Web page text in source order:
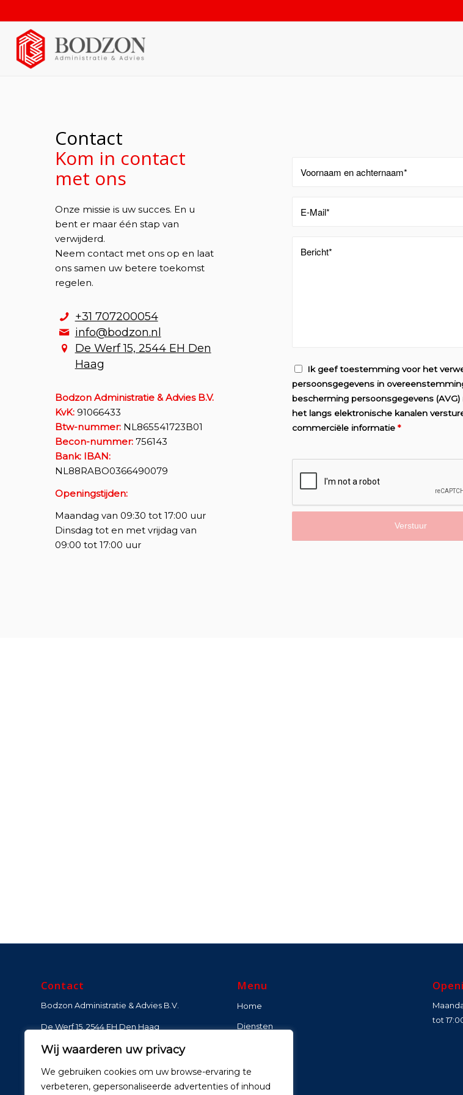
Wij waarderen uw privacy
We gebruiken cookies om uw browse-ervaring te
verbeteren, gepersonaliseerde advertenties of inhoud
Contact
Kom in contact
met ons
Onze missie is uw succes. En u
bent er maar één stap van
verwijderd.
Neem contact met ons op en laat
ons samen uw betere toekomst
regelen.
+31 707200054
info@bodzon.nl
De Werf 15, 2544 EH Den
Haag
Bodzon Administratie & Advies B.V.
KvK: 91066433
Btw-nummer: NL865541723B01
Becon-nummer: 756143
Bank: IBAN:
NL88RABO0366490079
Openingstijden:
Maandag van 09:30 tot 17:00 uur
Dinsdag tot en met vrijdag van
09:00 tot 17:00 uur
Ik geef toestemming voor het
persoonsgegevens in
bescherming persoonsgegevens
het langs elektronische kanalen
commerciële informatie *
Contact
Bodzon Administratie & Advies B.V.
De Werf 15, 2544 EH Den Haag
KvK: 91066433
Becon nr: 756143
IBAN: NL88RABO0366490079
Menu
Home
Diensten
Contact
tot